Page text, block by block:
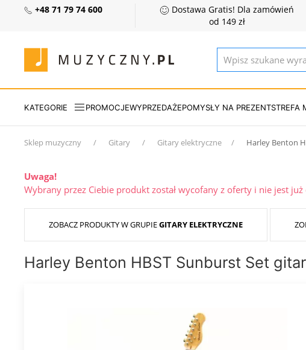
+48 71 79 74 600
Dostawa Gratis! Dla zamówień
od 149 zł
KATEGORIE PROMOCJEWYPRZEDAŻEPOMYSŁY NA PREZENTSTREFA
Sklep muzyczny Gitary Gitary elektryczne Harley Benton
Uwaga!
Wybrany przez Ciebie produkt został wycofany z oferty i nie jest
ZOBACZ PRODUKTY W GRUPIEGITARY ELEKTRYCZNE
Harley Benton HBST Sunburst Set